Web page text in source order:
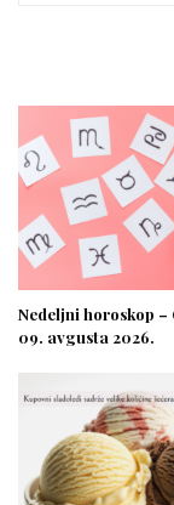
Nedeljni horoskop –
09. avgusta 2026.